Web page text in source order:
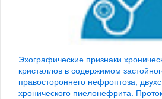
Эхографические признаки
кристаллов в содержимом
правостороннего нефроптоза,
хронического пиелонефрита.